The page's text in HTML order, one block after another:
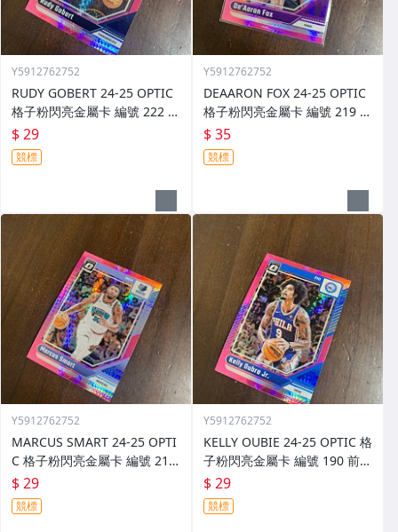
Y5912762752
RUDY GOBERT 24-25 OPTIC
格子粉閃亮金屬卡 編號 222 前
後圖
$ 29
競標
Y5912762752
DEAARON FOX 24-25 OPTIC
格子粉閃亮金屬卡 編號 219 前
後圖
$ 35
競標
Y5912762752
MARCUS SMART 24-25 OPTI
C 格子粉閃亮金屬卡 編號 213
前後圖
$ 29
競標
Y5912762752
KELLY OUBIE 24-25 OPTIC 格
子粉閃亮金屬卡 編號 190 前後
圖
$ 29
競標